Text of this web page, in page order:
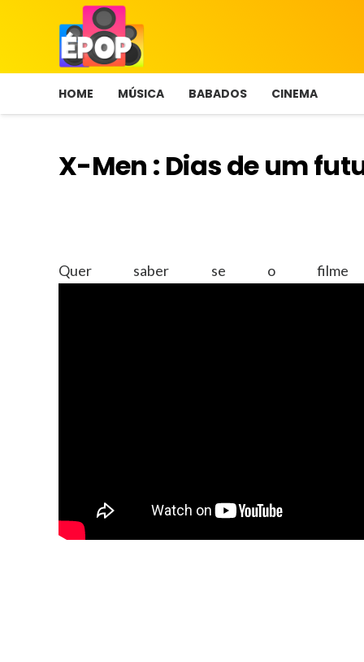
HOME MÚSICA BABADOS CINEMA
X-Men : Dias de um
Quer saber se o